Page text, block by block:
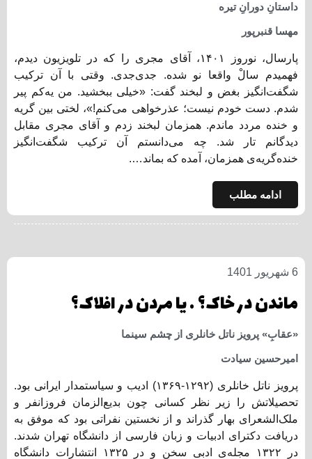
داستانِ دورانِ تیره
مهسا قنبرپور
پارسال، نوروز ۱۴۰۱، آقای مجری را که در تلویزیون دیدم،
فهمیدم سالْ واقعا نو شده. جدی‌جدی. وقتی با آن ترکیب
شگفت‌انگیز بغض و لبخند گفت: «خیلی ببخشید. من یه‌کم پیر
شدم. دست خودم نیست؛ عذرخواهی می‌کنم!»، لختی بین گریه
و خنده مردد ماندم. همزمان لبخند زدم و آقای مجری مقابل
دیدگانم تار شد. چه می‌دانستم آن ترکیب شگفت‌انگیز
خنده‌گریه‌ی همزمان، آمده که بماند….
ادامه مطلب
6 شهریور 1401
ماندن در خاک؟ … یا مردن در افلاک؟
«عقابِ» پرویز ناتل خانلری از چشم سینما
امیرحسین سیادت
پرویز ناتل خانلری (۱۲۹۲-۱۳۶۹) ادیب و سیاستمدار ایرانی بود.
تحصیلاتش را زیر نظر کسانی چون بدیع‌الزمان فروزانفر و
ملک‌الشعرای بهار گذراند و از نخستین نفراتی بود که موفق به
دریافت دکترای ادبیات و زبان فارسی از دانشگاه تهران شدند.
در ۱۳۲۲ مجله‌ی ادبی سخن و در ۱۳۲۵ انتشارات دانشگاه